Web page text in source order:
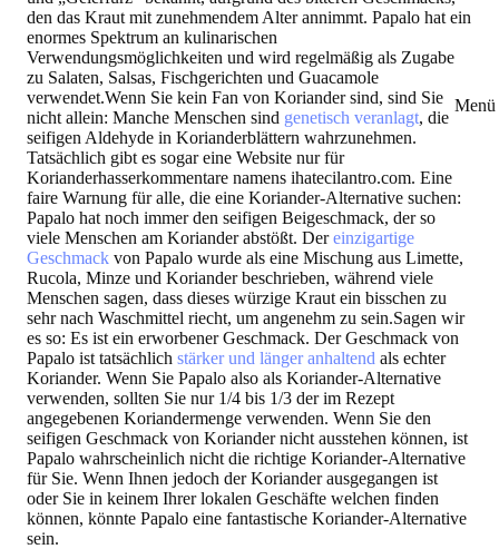
Menü
den das Kraut mit zunehmendem Alter annimmt. Papalo hat ein
enormes Spektrum an kulinarischen
Verwendungsmöglichkeiten und wird regelmäßig als Zugabe
zu Salaten, Salsas, Fischgerichten und Guacamole
verwendet.Wenn Sie kein Fan von Koriander sind, sind Sie
nicht allein: Manche Menschen sind genetisch veranlagt, die
seifigen Aldehyde in Korianderblättern wahrzunehmen.
Tatsächlich gibt es sogar eine Website nur für
Korianderhasserkommentare namens ihatecilantro.com. Eine
faire Warnung für alle, die eine Koriander-Alternative suchen:
Papalo hat noch immer den seifigen Beigeschmack, der so
viele Menschen am Koriander abstößt. Dereinzigartige
Geschmack von Papalo wurde als eine Mischung aus Limette,
Rucola, Minze und Koriander beschrieben, während viele
Menschen sagen, dass dieses würzige Kraut ein bisschen zu
sehr nach Waschmittel riecht, um angenehm zu sein.Sagen wir
es so: Es ist ein erworbener Geschmack. Der Geschmack von
Papalo ist tatsächlich stärker und länger anhaltend als echter
Koriander. Wenn Sie Papalo also als Koriander-Alternative
verwenden, sollten Sie nur 1/4 bis 1/3 der im Rezept
angegebenen Koriandermenge verwenden. Wenn Sie den
seifigen Geschmack von Koriander nicht ausstehen können, ist
Papalo wahrscheinlich nicht die richtige Koriander-Alternative
für Sie. Wenn Ihnen jedoch der Koriander ausgegangen ist
oder Sie in keinem Ihrer lokalen Geschäfte welchen finden
können, könnte Papalo eine fantastische Koriander-Alternative
sein.